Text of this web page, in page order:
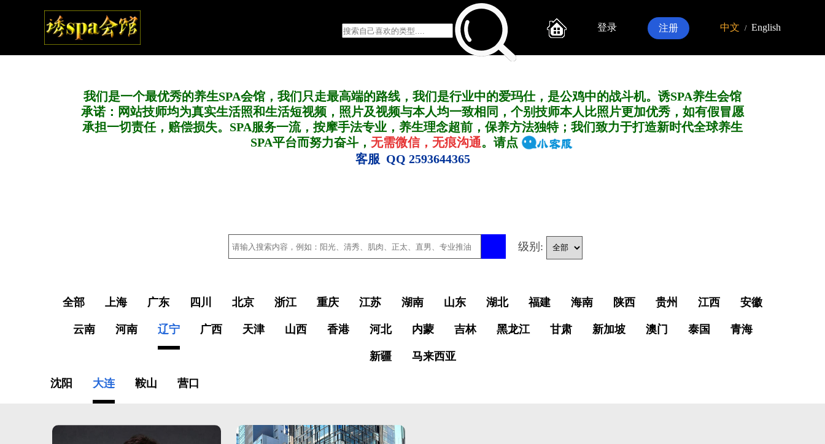
登录 注册 中文 / English
我们是一个最优秀的养生SPA会馆，我们只走最高端的路线，我们是行业中的爱玛仕，是公鸡中的战斗机。诱SPA养生会馆
承诺：网站技师均为真实生活照和生活短视频，照片及视频与本人均一致相同，个别技师本人比照片更加优秀，如有假冒愿
承担一切责任，赔偿损失。SPA服务一流，按摩手法专业，养生理念超前，保养方法独特；我们致力于打造新时代全球养生
SPA平台而努力奋斗， 无需微信，无痕沟通。请点
客服 QQ 2593644365
级别:
全部 上海 广东 四川 北京 浙江 重庆 江苏 湖南 山东 湖北 福建 海南 陕西 贵州 江西 安徽
云南 河南 辽宁 广西 天津 山西 香港 河北 内蒙 吉林 黑龙江 甘肃 新加坡 澳门 泰国 青海
新疆 马来西亚
沈阳 大连 鞍山 营口